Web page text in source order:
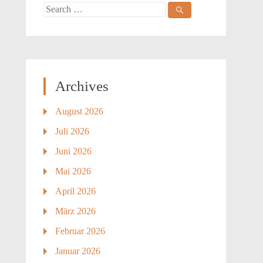
Search
Archives
August 2026
Juli 2026
Juni 2026
Mai 2026
April 2026
März 2026
Februar 2026
Januar 2026